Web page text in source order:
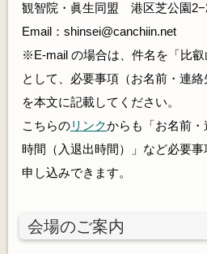
観智院・眞生同盟 港区芝公園
Email：shinsei@canchiin.net
※E-mail の場合は、件名を「比叡
として、必要事項（お名前・連絡
を本文に記載してください。
こちらのリンクからも「お名前
時間（入退出時間）」など必要
申し込みできます。
会場のご案内